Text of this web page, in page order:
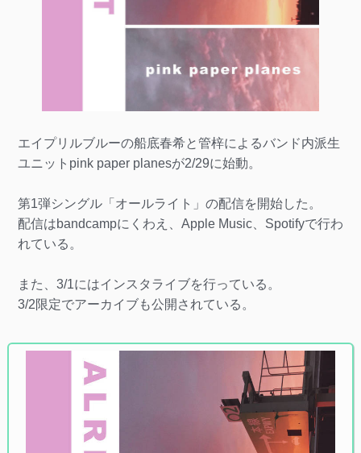
エイプリルブルーの船底春希と管梓によるバンド内派生
ユニットpink paper planesが2/29に始動。
第1弾シングル「オールライト」の配信を開始した。
配信はbandcampにくわえ、Apple Music、Spotifyで行わ
れている。
また、3/1にはインスタライブを行っている。
3/2限定でアーカイブも公開されている。